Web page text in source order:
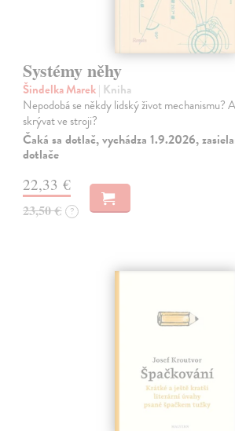
Systémy něhy
Šindelka Marek| Kniha
Nepodobá se někdy lidský život mechanismu?
skrývat ve stroji?
Čaká sa dotlač, vychádza 1.9.2026,
dotlače
22,33 €
23,50 € ?